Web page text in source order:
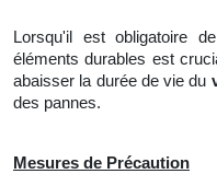
Lorsqu'il est obligatoire
éléments durables est
abaisser la durée de vie du
des pannes.
Mesures de Précaution